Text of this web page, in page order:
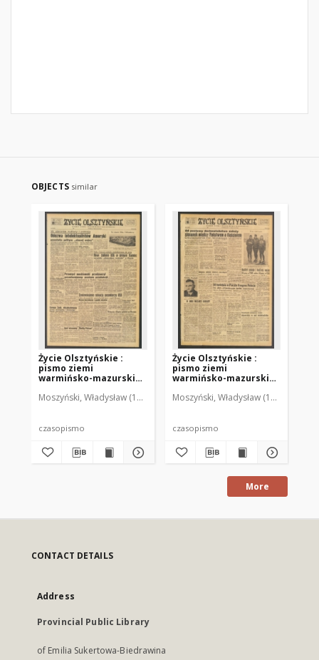
OBJECTS similar
Życie Olsztyńskie :
pismo ziemi
warmińsko-mazurskiej,
Moszyński, Władysław (1922-2001). Red. Mroczkowski, Włodzimierz
czasopismo
Życie Olsztyńskie :
pismo ziemi
warmińsko-mazurskiej,
Moszyński, Władysław (1922-2001).
czasopismo
More
CONTACT DETAILS
Address
Provincial Public Library
of Emilia Sukertowa-Biedrawina